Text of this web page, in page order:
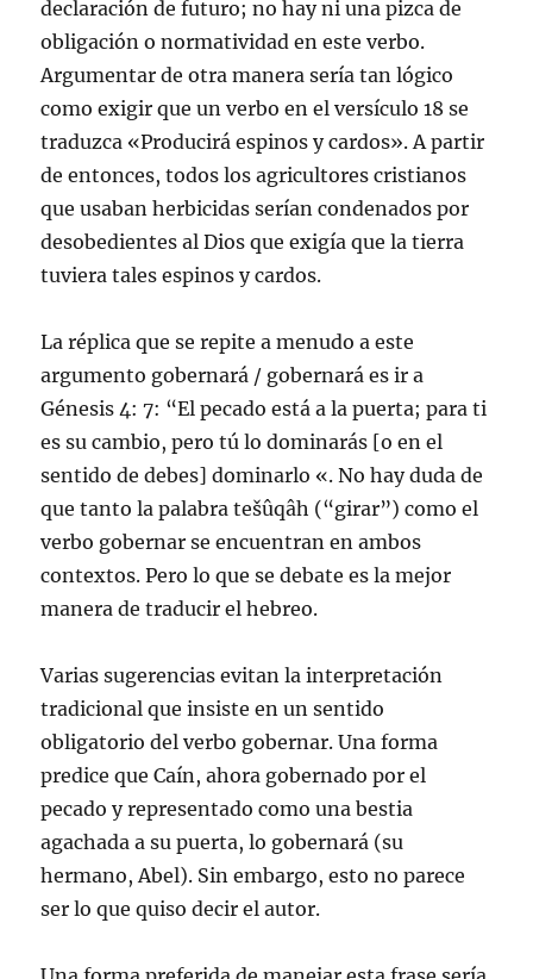
declaración de futuro; no hay ni una pizca de
obligación o normatividad en este verbo.
Argumentar de otra manera sería tan lógico
como exigir que un verbo en el versículo 18 se
traduzca «Producirá espinos y cardos». A partir
de entonces, todos los agricultores cristianos
que usaban herbicidas serían condenados por
desobedientes al Dios que exigía que la tierra
tuviera tales espinos y cardos.
La réplica que se repite a menudo a este
argumento gobernará / gobernará es ir a
Génesis 4: 7: “El pecado está a la puerta; para ti
es su cambio, pero tú lo dominarás [o en el
sentido de debes] dominarlo «. No hay duda de
que tanto la palabra tešûqâh (“girar”) como el
verbo gobernar se encuentran en ambos
contextos. Pero lo que se debate es la mejor
manera de traducir el hebreo.
Varias sugerencias evitan la interpretación
tradicional que insiste en un sentido
obligatorio del verbo gobernar. Una forma
predice que Caín, ahora gobernado por el
pecado y representado como una bestia
agachada a su puerta, lo gobernará (su
hermano, Abel). Sin embargo, esto no parece
ser lo que quiso decir el autor.